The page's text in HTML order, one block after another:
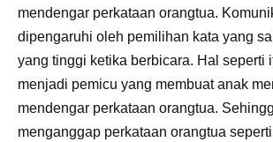
mendengar perkataan orangtua.
dipengaruhi oleh pemilihan kata yang
yang tinggi ketika berbicara. Hal seperti
menjadi pemicu yang membuat anak
mendengar perkataan orangtua.
menganggap perkataan orangtua